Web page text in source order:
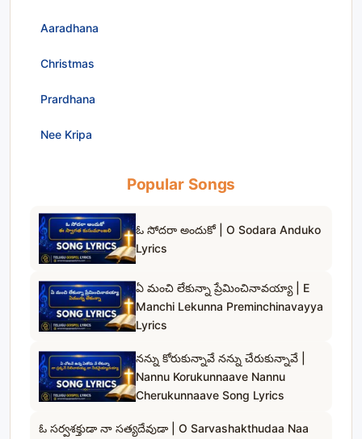
Aaradhana
Christmas
Prardhana
Nee Kripa
Popular Songs
ఓ సోదరా అందుకో | O Sodara Anduko
Lyrics
ఏ మంచి లేకున్నా ప్రేమించినావయ్యా | E
Manchi Lekunna Preminchinavayya
Lyrics
నన్ను కోరుకున్నావే నన్ను చేరుకున్నావే |
Nannu Korukunnaave Nannu
Cherukunnaave Song Lyrics
ఓ సర్వశక్తుడా నా సత్యదేవుడా | O Sarvashakthudaa Naa